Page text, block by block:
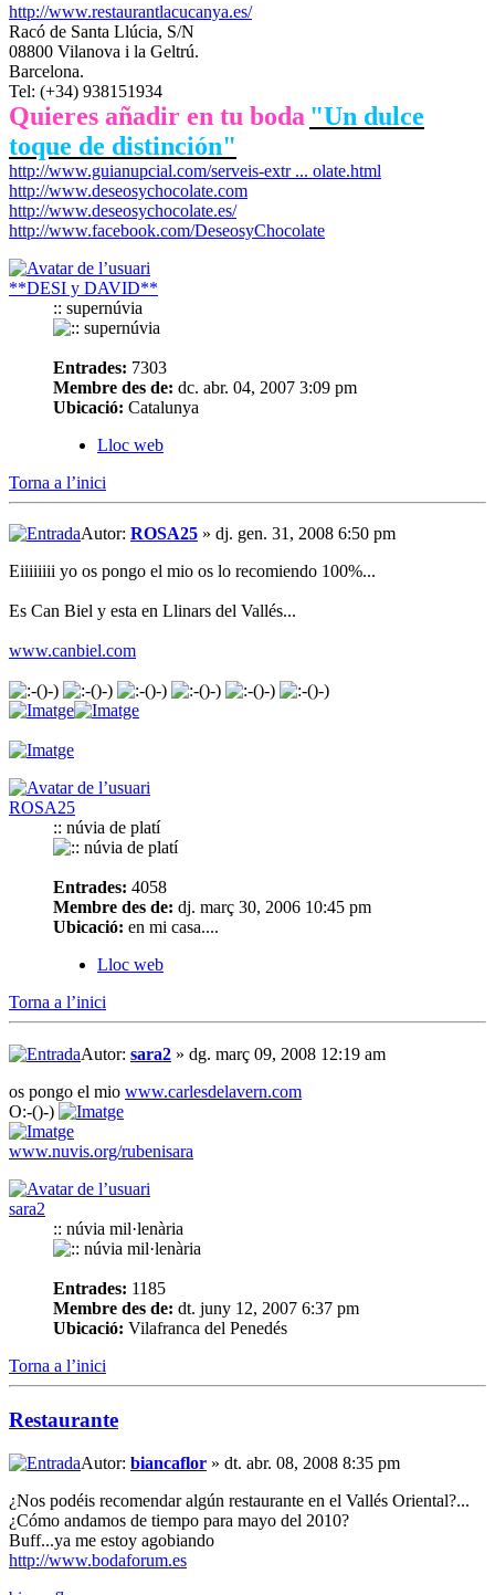
http://www.restaurantlacucanya.es/
Racó de Santa Llúcia, S/N
08800 Vilanova i la Geltrú.
Barcelona.
Tel: (+34) 938151934
Quieres añadir en tu boda "Un dulce
toque de distinción"
http://www.guianupcial.com/serveis-extr ... olate.html
http://www.deseosychocolate.com
http://www.deseosychocolate.es/
http://www.facebook.com/DeseosyChocolate
**DESI y DAVID**
:: supernúvia
Entrades: 7303
Membre des de: dc. abr. 04, 2007 3:09 pm
Ubicació: Catalunya
Lloc web
Torna a l’inici
Autor: ROSA25 » dj. gen. 31, 2008 6:50 pm
Eiiiiiiii yo os pongo el mio os lo recomiendo 100%...
Es Can Biel y esta en Llinars del Vallés...
www.canbiel.com
ROSA25
:: núvia de platí
Entrades: 4058
Membre des de: dj. març 30, 2006 10:45 pm
Ubicació: en mi casa....
Lloc web
Torna a l’inici
Autor: sara2 » dg. març 09, 2008 12:19 am
os pongo el mio www.carlesdelavern.com
O:-()-)
www.nuvis.org/rubenisara
sara2
:: núvia mil·lenària
Entrades: 1185
Membre des de: dt. juny 12, 2007 6:37 pm
Ubicació: Vilafranca del Penedés
Torna a l’inici
Restaurante
Autor: biancaflor » dt. abr. 08, 2008 8:35 pm
¿Nos podéis recomendar algún restaurante en el Vallés Oriental?...
¿Cómo andamos de tiempo para mayo del 2010?
Buff...ya me estoy agobiando
http://www.bodaforum.es